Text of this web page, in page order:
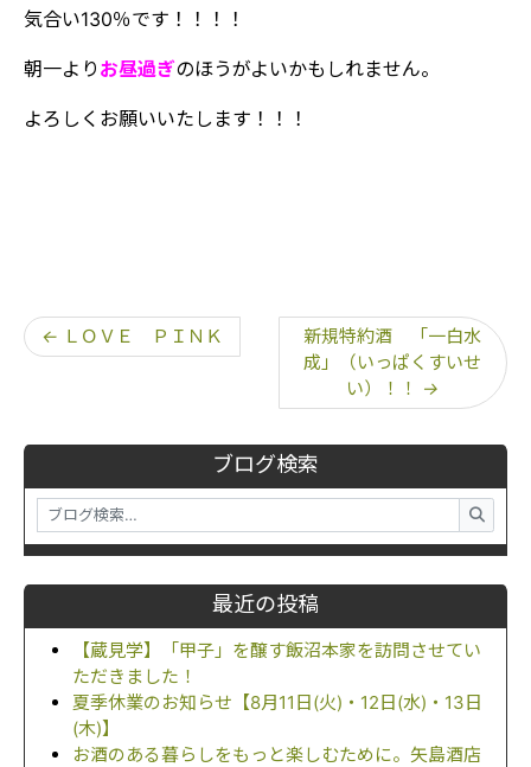
ブログ検索
最近の投稿
【蔵見学】「甲子」を醸す飯沼本家を訪問させてい
ただきました！
夏季休業のお知らせ【8月11日(火)・12日(水)・13日
(木)】
お酒のある暮らしをもっと楽しむために。矢島酒店
気合い130％です！！！！
朝一より お昼過ぎのほうがよいかもしれません。
よろしくお願いいたします！！！
← ＬＯＶＥ ＰＩＮＫ
新規特約酒 「一白水
成」（いっぱくすいせ
い）！！ →